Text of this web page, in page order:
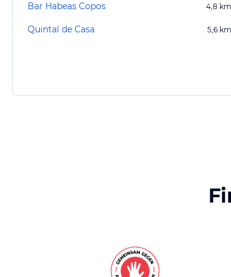
Bar Habeas Copos 4,8 km
Quintal de Casa 5,6 km